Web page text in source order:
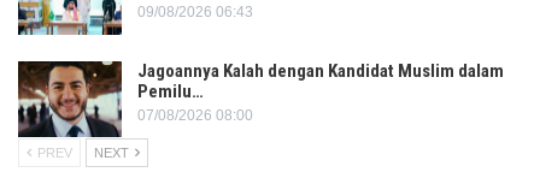
09/08/2026 06:43
Jagoannya Kalah dengan Kandidat Muslim dalam
Pemilu…
07/08/2026 08:00
PREV NEXT